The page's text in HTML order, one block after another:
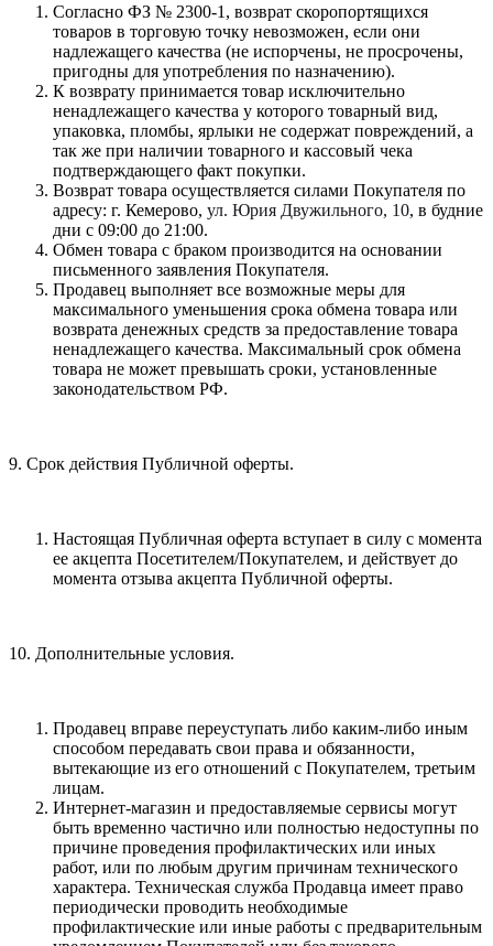
Согласно ФЗ № 2300-1, возврат скоропортящихся
товаров в торговую точку невозможен, если они
надлежащего качества (не испорчены, не просрочены,
пригодны для употребления по назначению).
К возврату принимается товар исключительно
ненадлежащего качества у которого товарный вид,
упаковка, пломбы, ярлыки не содержат повреждений, а
так же при наличии товарного и кассовый чека
подтверждающего факт покупки.
Возврат товара осуществляется силами Покупателя по
адресу: г. Кемерово, ул. Юрия Двужильного, 10, в будние
дни с 09:00 до 21:00.
Обмен товара с браком производится на основании
письменного заявления Покупателя.
Продавец выполняет все возможные меры для
максимального уменьшения срока обмена товара или
возврата денежных средств за предоставление товара
ненадлежащего качества. Максимальный срок обмена
товара не может превышать сроки, установленные
законодательством РФ.
9. Срок действия Публичной оферты.
Настоящая Публичная оферта вступает в силу с момента
ее акцепта Посетителем/Покупателем, и действует до
момента отзыва акцепта Публичной оферты.
10. Дополнительные условия.
Продавец вправе переуступать либо каким-либо иным
способом передавать свои права и обязанности,
вытекающие из его отношений с Покупателем, третьим
лицам.
Интернет-магазин и предоставляемые сервисы могут
быть временно частично или полностью недоступны по
причине проведения профилактических или иных
работ, или по любым другим причинам технического
характера. Техническая служба Продавца имеет право
периодически проводить необходимые
профилактические или иные работы с предварительным